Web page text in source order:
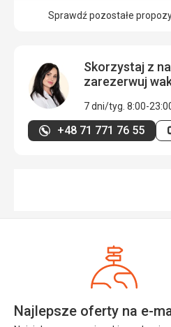
Sprawdź pozostałe
Skorzystaj z
zarezerwuj
7 dni/tyg. 8:00-
+48 71 771 76 55
Najlepsze oferty na e-